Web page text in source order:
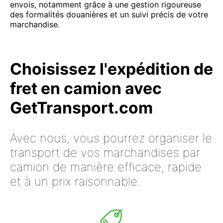
envois, notamment grâce à une gestion rigoureuse
des formalités douanières et un suivi précis de votre
marchandise.
Choisissez l'expédition de
fret en camion avec
GetTransport.com
Avec nous, vous pourrez organiser le
transport de vos marchandises par
camion de manière efficace, rapide
et à un prix raisonnable.